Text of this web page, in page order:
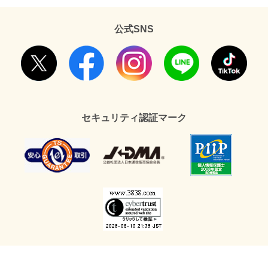
公式SNS
セキュリティ認証マーク